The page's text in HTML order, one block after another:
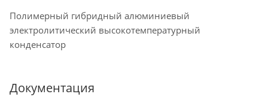
Полимерный гибридный алюминиевый
электролитический высокотемпературный
конденсатор
Документация